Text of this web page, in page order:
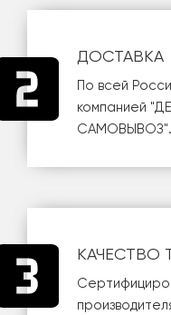
ДОСТАВКА
По всей
компанией
САМОВЫВОЗ".
КАЧЕСТВО